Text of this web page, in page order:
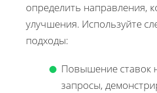
определить направления,
улучшения. Используйте
подходы:
Повышение ставок
запросы,